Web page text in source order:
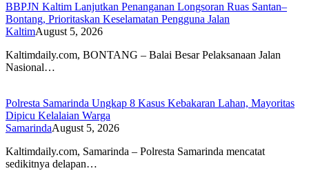
BBPJN Kaltim Lanjutkan Penanganan Longsoran Ruas Santan–
Bontang, Prioritaskan Keselamatan Pengguna Jalan
KaltimAugust 5, 2026
Kaltimdaily.com, BONTANG – Balai Besar Pelaksanaan Jalan
Nasional…
Polresta Samarinda Ungkap 8 Kasus Kebakaran Lahan, Mayoritas
Dipicu Kelalaian Warga
SamarindaAugust 5, 2026
Kaltimdaily.com, Samarinda – Polresta Samarinda mencatat
sedikitnya delapan…